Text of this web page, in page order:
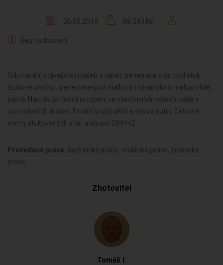
06.05.2019 88 290 Kč
Bez hodnocení
Odstranění stávajících maleb a tapet, penetrace stěn pod štuk ,
štukové omítky , penetrace pod malbu a trojnásobná malba v bílé
barvě. Nástřik ústředního topení ve všech místnostech ,nátěry
rozvodových trubek. Finální hrubý úklid a odvoz sutin. Celkové
metry štukovaných stěn a stropů 204 m2.
Provedené práce:
lakýrnické práce, malířské práce, zednické
práce
Zhotovitel
Tomáš I.